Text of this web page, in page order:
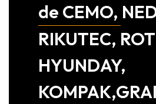
de CEMO,
RIKUTEC,
HYUNDAY,